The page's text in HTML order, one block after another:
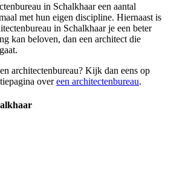
in Schalkhaar een aantal
met hun eigen discipline. Hiernaast is
in Schalkhaar je een beter
kan beloven, dan een architect die
architectenbureau? Kijk dan eens op
overeen architectenbureau.